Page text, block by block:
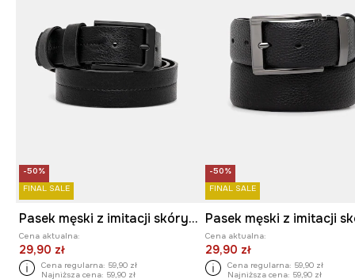
-50%
FINAL SALE
Pasek męski z imitacji skóry kolor czarny
Cena aktualna:
29,90 zł
Cena regularna: 59,90 zł
Najniższa cena: 59,90 zł
-50%
FINAL SALE
Pasek męski z imitacji
Cena aktualna:
29,90 zł
Cena regularna: 59,90 zł
Najniższa cena: 59,90 zł